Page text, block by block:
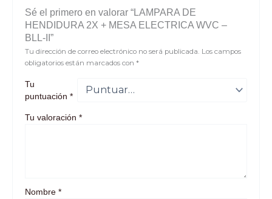
Sé el primero en valorar “LAMPARA DE
HENDIDURA 2X + MESA ELECTRICA WVC –
BLL-II”
Tu dirección de correo electrónico no será publicada. Los campos
obligatorios están marcados con *
Tu
puntuación *
Tu valoración *
Nombre *